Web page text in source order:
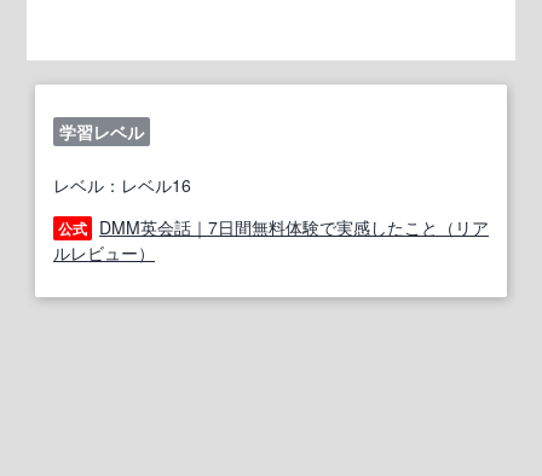
学習レベル
レベル：レベル16
公式
DMM英会話｜7日間無料体験で実感したこと（リア
ルレビュー）